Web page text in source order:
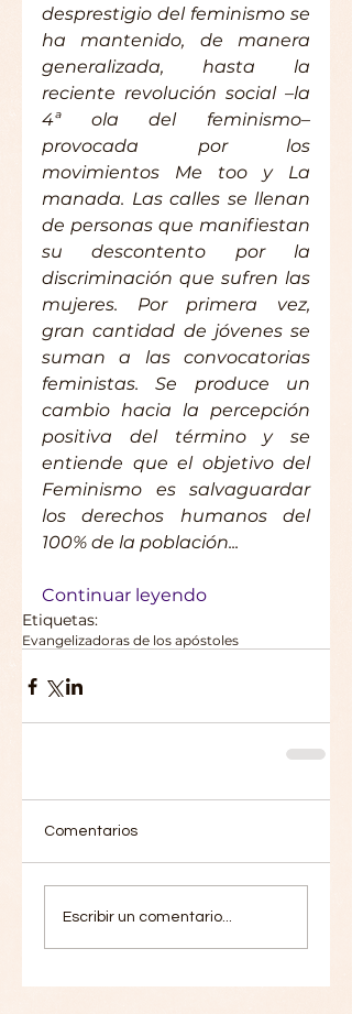
desprestigio del feminismo se
ha mantenido, de manera
generalizada, hasta la
reciente revolución social –la
4ª ola del feminismo–
provocada por los
movimientos Me too y La
manada. Las calles se llenan
de personas que manifiestan
su descontento por la
discriminación que sufren las
mujeres. Por primera vez,
gran cantidad de jóvenes se
suman a las convocatorias
feministas. Se produce un
cambio hacia la percepción
positiva del término y se
entiende que el objetivo del
Feminismo es salvaguardar
los derechos humanos del
100% de la población...
Continuar leyendo
Etiquetas:
Evangelizadoras de los apóstoles
Comentarios
Escribir un comentario...